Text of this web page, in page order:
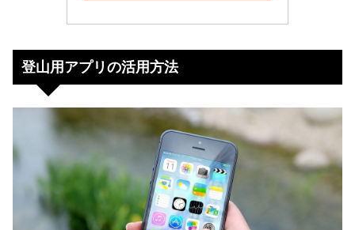
登山用アプリの活用方法